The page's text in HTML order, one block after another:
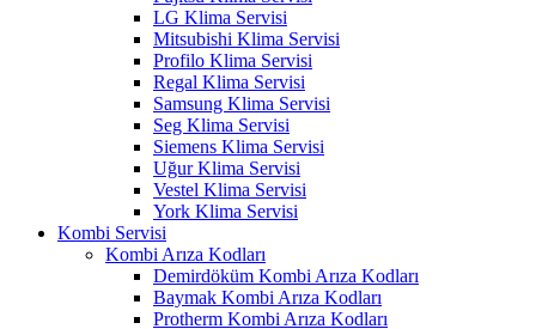
LG Klima Servisi
Mitsubishi Klima Servisi
Profilo Klima Servisi
Regal Klima Servisi
Samsung Klima Servisi
Seg Klima Servisi
Siemens Klima Servisi
Uğur Klima Servisi
Vestel Klima Servisi
York Klima Servisi
Kombi Servisi
Kombi Arıza Kodları
Demirdöküm Kombi Arıza Kodları
Baymak Kombi Arıza Kodları
Protherm Kombi Arıza Kodları